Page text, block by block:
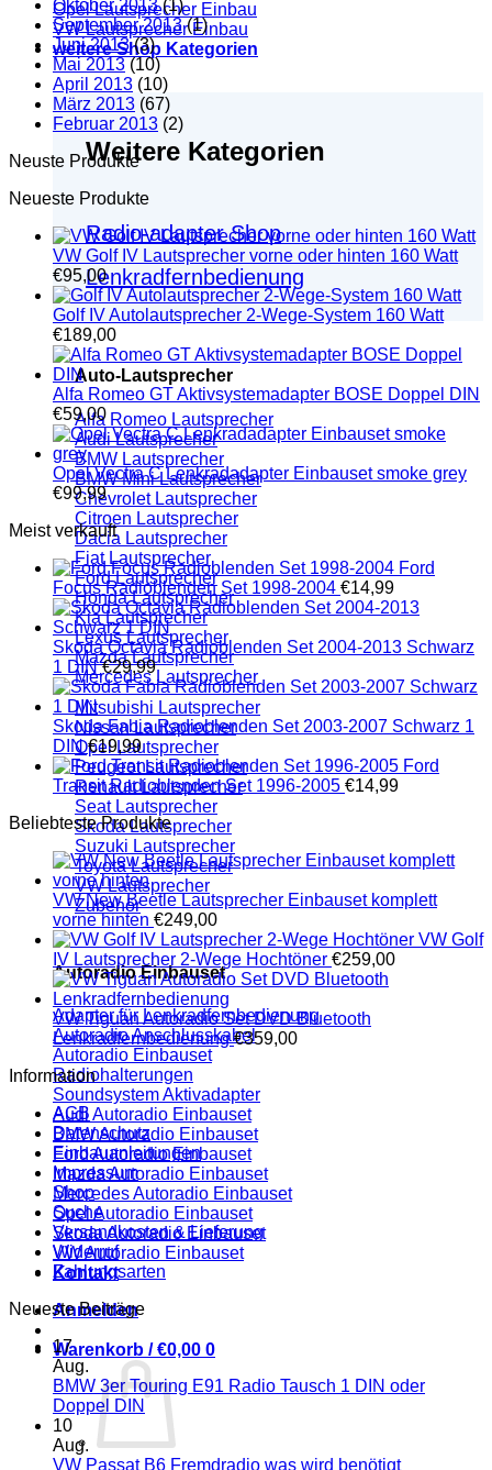
Opel Lautsprecher Einbau
VW Lautsprecher Einbau
weitere Shop Kategorien
Weitere Kategorien
Radio-adapter Shop
Lenkradfernbedienung
Auto-Lautsprecher
Alfa Romeo Lautsprecher
Audi Lautsprecher
BMW Lautsprecher
BMW Mini Lautsprecher
Chevrolet Lautsprecher
Citroen Lautsprecher
Dacia Lautsprecher
Fiat Lautsprecher
Ford Lautsprecher
Honda Lautsprecher
Kia Lautsprecher
Lexus Lautsprecher
Mazda Lautsprecher
Mercedes Lautsprecher
Mitsubishi Lautsprecher
Nissan Lautsprecher
Opel Lautsprecher
Peugeot Lautsprecher
Renault Lautsprecher
Seat Lautsprecher
Skoda Lautsprecher
Suzuki Lautsprecher
Toyota Lautsprecher
VW Lautsprecher
Zubehör
Autoradio Einbauset
Adapter für Lenkradfernbedienung
Autoradio Anschlusskabel
Autoradio Einbauset
Radiohalterungen
Soundsystem Aktivadapter
Audi Autoradio Einbauset
BMW Autoradio Einbauset
Ford Autoradio Einbauset
Mazda Autoradio Einbauset
Mercedes Autoradio Einbauset
Opel Autoradio Einbauset
Skoda Autoradio Einbauset
VW Autoradio Einbauset
Kontakt
Anmelden
Warenkorb /€0,00 0
Oktober 2013(1)
September 2013(1)
Juni 2013(3)
Mai 2013 (10)
April 2013 (10)
März 2013 (67)
Februar 2013 (2)
Neuste Produkte
Neueste Produkte
VW Golf IV Lautsprecher vorne oder hinten 160 Watt
€95,00
Golf IV Autolautsprecher 2-Wege-System 160 Watt
€189,00
Alfa Romeo GT Aktivsystemadapter BOSE Doppel DIN
€59,00
Opel Vectra C Lenkradadapter Einbauset smoke grey
€99,99
Meist verkauft
Ford
Focus Radioblenden Set 1998-2004 €14,99
Skoda Octavia Radioblenden Set 2004-2013 Schwarz
1 DIN €29,99
Skoda Fabia Radioblenden Set 2003-2007 Schwarz 1
DIN €19,99
Ford
Transit Radioblenden Set 1996-2005 €14,99
Beliebteste Produkte
VW New Beetle Lautsprecher Einbauset komplett
vorne hinten €249,00
VW Golf
IV Lautsprecher 2-Wege Hochtöner €259,00
VW Tiguan Autoradio Set DVD Bluetooth
Lenkradfernbedienung €359,00
Information
AGB
Datenschutz
Einbauanleitungen
Impressum
Shop
Suche
Versandkosten & Lieferung
Widerruf
Zahlungsarten
Neueste Beiträge
17
Aug.
BMW 3er Touring E91 Radio Tausch 1 DIN oder
Doppel DIN
zu
BMW
10
Aug.
VW Passat B6 Fremdradio was wird benötigt